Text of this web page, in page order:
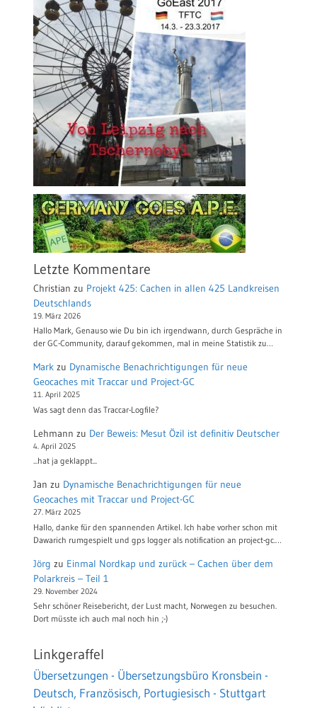
Letzte Kommentare
Christian zu Projekt 425: Cachen in allen 425 Landkreisen
Deutschlands
19. März 2026
Hallo Mark, Genauso wie Du bin ich irgendwann, durch Gespräche in
der GC-Community, darauf gekommen, mal in meine Statistik zu…
Mark zu Dynamische Benachrichtigungen für neue
Geocaches mit Traccar und Project-GC
11. April 2025
Was sagt denn das Traccar-Logfile?
Lehmann zu Der Beweis: Mesut Özil ist definitiv Deutscher
4. April 2025
...hat ja geklappt...
Jan zu Dynamische Benachrichtigungen für neue
Geocaches mit Traccar und Project-GC
27. März 2025
Hallo, danke für den spannenden Artikel. Ich habe vorher schon mit
Dawarich rumgespielt und gps logger als notification an project-gc.…
Jörg zu Einmal Nordkap und zurück – Cachen über dem
Polarkreis – Teil 1
29. November 2024
Sehr schöner Reisebericht, der Lust macht, Norwegen zu besuchen.
Dort müsste ich auch mal noch hin ;-)
Linkgeraffel
Übersetzungen - Übersetzungsbüro Kronsbein -
Deutsch, Französisch, Portugiesisch - Stuttgart